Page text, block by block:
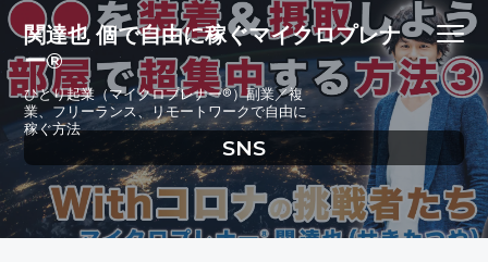
S
p
o
r
i
S
p
o
a
i
S
p
o
r
i
S
p
o
o
o
関達也 個で自由に稼ぐマイクロプレナ
ー®
ひとり起業（マイクロプレナー®）副業／複
業、フリーランス、リモートワークで自由に
稼ぐ方法
Menu
SNS